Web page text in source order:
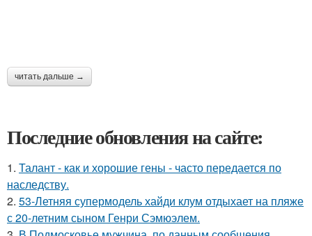
читать дальше →
Последние обновления на сайте:
1. Талант - как и хорошие гены - часто передается по
наследству.
2. 53-Летняя супермодель хайди клум отдыхает на пляже
с 20-летним сыном Генри Сэмюэлем.